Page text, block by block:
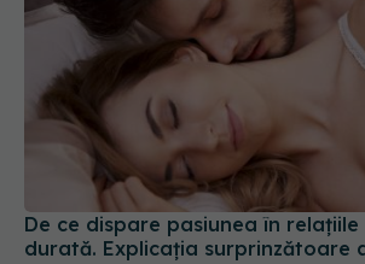
De ce dispare pasiunea în relațiile
durată. Explicația surprinzătoare